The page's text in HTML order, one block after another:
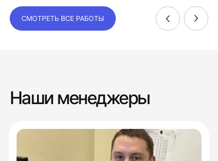
СМОТРЕТЬ ВСЕ РАБОТЫ
Наши менеджеры